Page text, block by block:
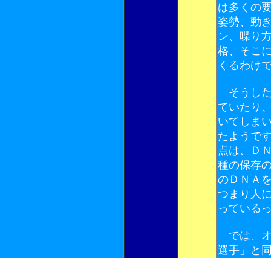
は多くの
姿勢、動
ン、喋り
格、そこ
くるわけ
そうした
ていたり
いてしま
たようで
点は、Ｄ
種の保存
のＤＮＡ
つまり人
っている
では、オ
選手」と